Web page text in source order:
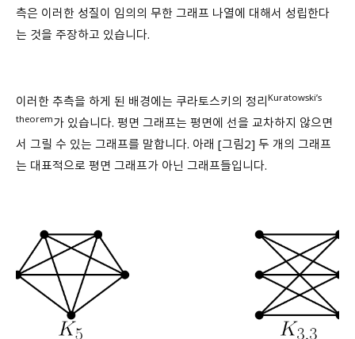
측은 이러한 성질이 임의의 무한 그래프 나열에 대해서 성립한다
는 것을 주장하고 있습니다.
이러한 추측을 하게 된 배경에는 쿠라토스키의 정리Kuratowski’s
theorem가 있습니다. 평면 그래프는 평면에 선을 교차하지 않으면
서 그릴 수 있는 그래프를 말합니다. 아래 [그림2] 두 개의 그래프
는 대표적으로 평면 그래프가 아닌 그래프들입니다.